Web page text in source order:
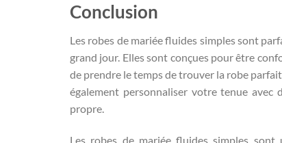
Conclusion
Les robes de mariée fluides simples sont
grand jour. Elles sont conçues pour être
de prendre le temps de trouver la robe
également personnaliser votre tenue avec
propre.
Les robes de mariée fluides simples